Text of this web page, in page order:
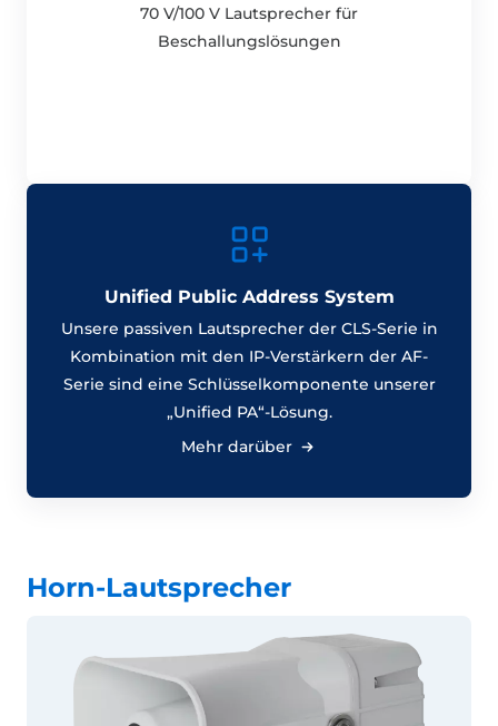
70 V/100 V Lautsprecher für
Beschallungslösungen
Unified Public Address System
Unsere passiven Lautsprecher der CLS-Serie in
Kombination mit den IP-Verstärkern der AF-
Serie sind eine Schlüsselkomponente unserer
„Unified PA“-Lösung.
Mehr darüber
Horn-Lautsprecher